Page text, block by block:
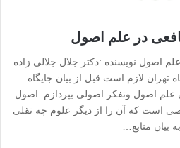
در علم اصول
اصول نویسنده :دکتر جلال جلالی زاده
تهران لازم است قبل از بیان جایگاه
اصول وتفکر اصولی بپردازم. اصول
است که آن را از دیگر علوم چه نقلی
بیان منابع…